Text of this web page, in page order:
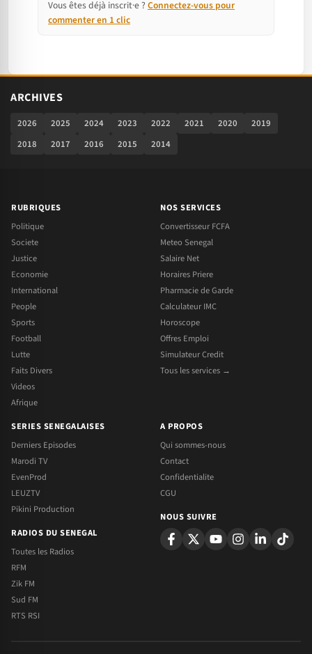
Vous êtes déjà inscrit·e ? Connectez-vous pour
commenter en 1 clic
ARCHIVES
2026 2025 2024 2023 2022 2021 2020
2019
2018
2017 2016 2015 2014
RUBRIQUES
Politique
Societe
Justice
Economie
International
People
Sports
Football
Lutte
Faits Divers
Videos
Afrique
NOS SERVICES
Convertisseur FCFA
Meteo Senegal
Salaire Net
Horaires Priere
Pharmacie de Garde
Calculateur IMC
Horoscope
Offres Emploi
Simulateur Credit
Tous les services →
SERIES SENEGALAISES
Derniers Episodes
Marodi TV
EvenProd
LEUZTV
Pikini Production
RADIOS DU SENEGAL
Toutes les Radios
RFM
Zik FM
Sud FM
RTS RSI
A PROPOS
Qui sommes-nous
Contact
Confidentialite
CGU
NOUS SUIVRE